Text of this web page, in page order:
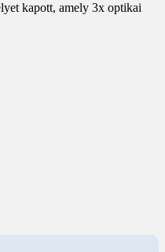
kapott, amely 3x optikai